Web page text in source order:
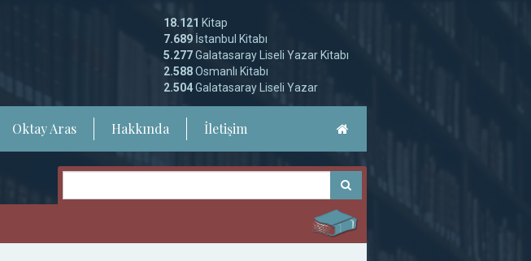
18.121 Kitap
7.689 İstanbul Kitabı
5.277Galatasaray Liseli Yazar Kitabı
2.588Osmanlı Kitabı
2.504Galatasaray Liseli Yazar
Oktay Aras Hakkında İletişim